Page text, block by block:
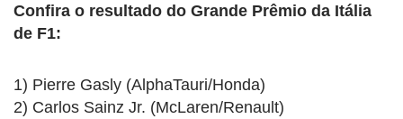
Confira o resultado do Grande Prêmio da Itália
de F1:
1) Pierre Gasly (AlphaTauri/Honda)
2) Carlos Sainz Jr. (McLaren/Renault)